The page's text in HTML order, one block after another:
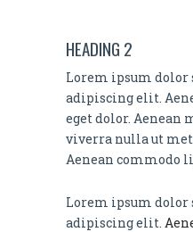
HEADING 2
Lorem ipsum dolor
adipiscing elit.
eget dolor. Aenean
viverra nulla ut
Aenean commodo
Lorem ipsum dolor
adipiscing elit.